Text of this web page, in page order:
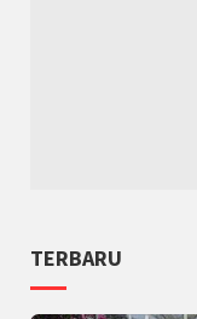
TERBARU